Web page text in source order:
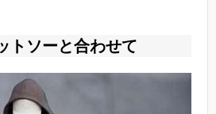
トソーと合わせて